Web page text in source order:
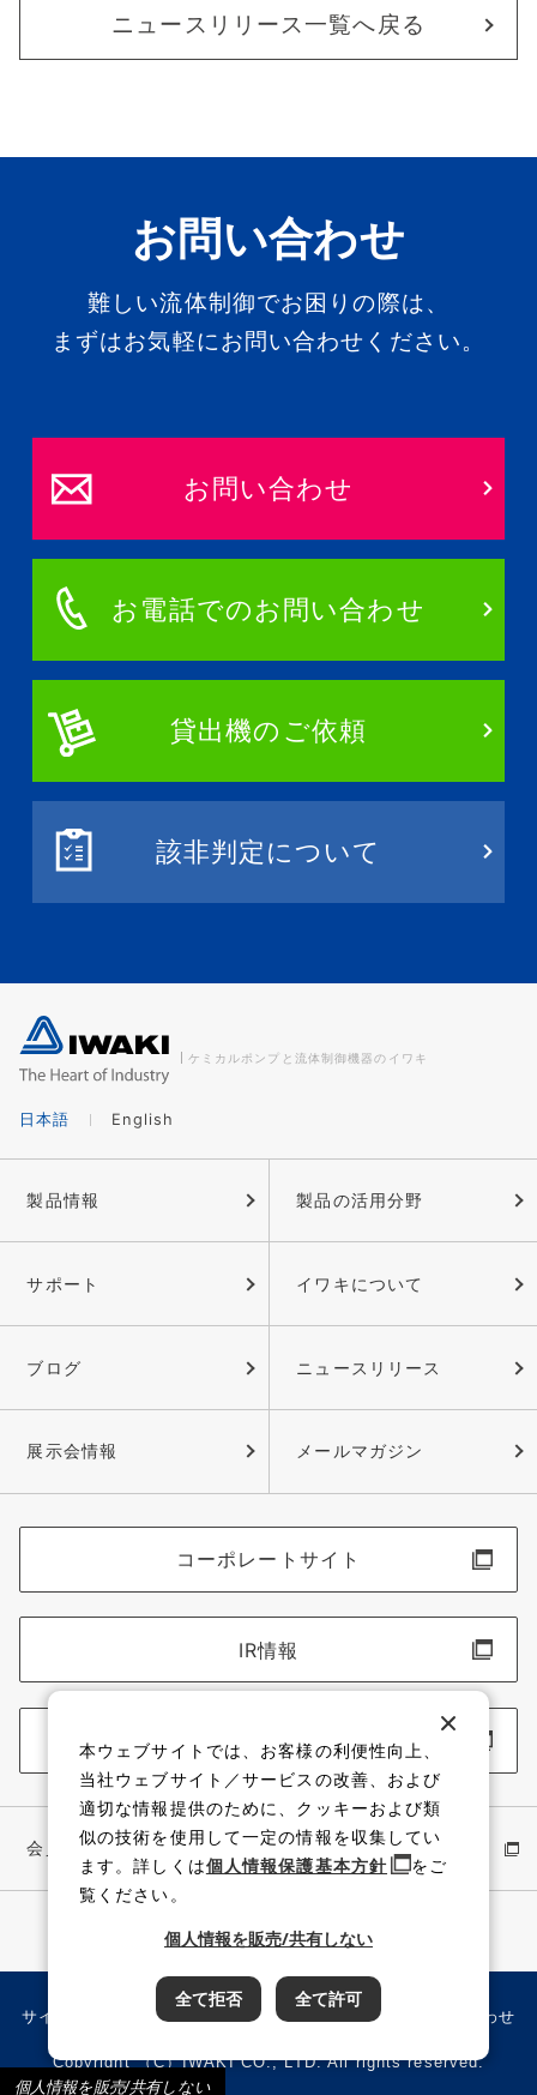
ニュースリリース一覧へ戻る
お問い合わせ
難しい流体制御でお困りの際は、
まずはお気軽にお問い合わせください。
お問い合わせ
お電話でのお問い合わせ
貸出機のご依頼
該非判定について
ケミカルポンプと流体制御機器のイワキ
日本語 English
製品情報 製品の活用分野
サポート イワキについて
ブログ ニュースリリース
展示会情報 メールマガジン
コーポレートサイト
IR情報
採用情報
会員サイト イワキ公式 YouTube
サイト利用規約 個人情報保護方針 サイトマップ お問い合わせ
Copyright （C）IWAKI CO., LTD. All rights reserved.
個人情報を販売/共有しない
本ウェブサイトでは、お客様の利便性向上、
当社ウェブサイト／サービスの改善、および
適切な情報提供のために、クッキーおよび類
似の技術を使用して一定の情報を収集してい
ます。詳しくは個人情報保護基本方針
をご
覧ください。
個人情報を販売/共有しない
全て拒否 全て許可